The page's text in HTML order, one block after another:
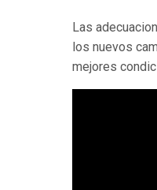
Las
los nuevos
mejores